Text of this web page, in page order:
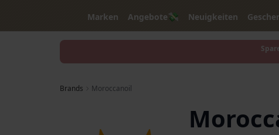
Marken Angebote💸 Neuigkeiten
Brands Moroccanoil